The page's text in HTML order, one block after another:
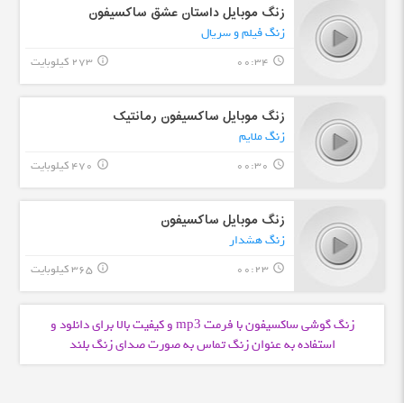
زنگ موبایل داستان عشق ساکسیفون
زنگ فیلم و سریال
query_builder
00:34 273 کیلوبایت info_outline
زنگ موبایل ساکسیفون رمانتیک
زنگ ملایم
query_builder
00:30 470 کیلوبایت info_outline
زنگ موبایل ساکسیفون
زنگ هشدار
query_builder
00:23 365 کیلوبایت info_outline
زنگ گوشی ساکسیفون با فرمت mp3 و کیفیت بالا برای دانلود و
استفاده به عنوان زنگ تماس به صورت صدای زنگ بلند